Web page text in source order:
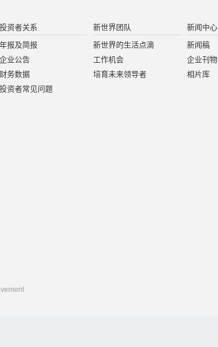
投资者关系
年报及简报
企业公告
财务数据
投资者常见问题
新世界团队
新世界的生活点滴
工作机会
培育未来领导者
新闻中心
新闻稿
企业刊物
相片库